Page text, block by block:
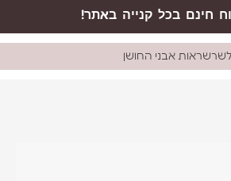
חינם בכל קנייה באתר!
לשרשראות אבני החושן